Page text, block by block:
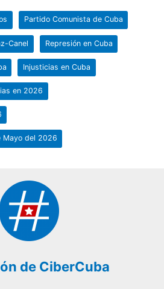
Partido Comunista de Cuba
Canel Represión en Cuba
Injusticias en Cuba
en 2026
Mayo del 2026
de CiberCuba